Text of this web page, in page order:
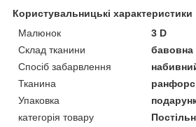
Користувальницькі характеристики
Малюнок
3 D
Склад тканини
бавовна
Спосіб забарвлення
Тканина
Упаковка
категорія товару